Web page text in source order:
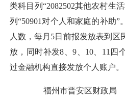
类科目列“2082502其他农村生
列“50901对个人和家庭的补助
人数，每月5日前报发放表到区
放，同时补发8、9、10、11四
过金融机构直接发放个人账户。
福州市晋安区财政